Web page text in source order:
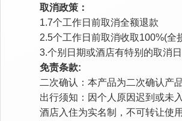
取消政策：
1.7个工作日前取消全额退款
2.5个工作日前取消收取100%(全
3.个别日期或酒店有特别的取消
免责条款:
二次确认：本产品为二次确认产
出行须知：因个人原因迟到或未
酒店入住为实名制，不可转让使